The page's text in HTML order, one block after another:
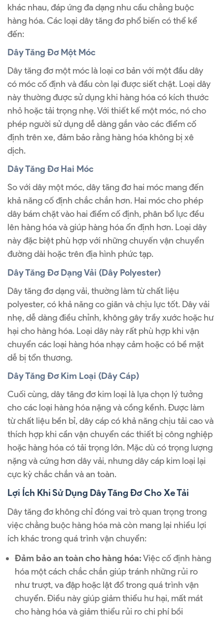
khác nhau, đáp ứng đa dạng nhu cầu chằng buộc
hàng hóa. Các loại dây tăng đơ phổ biến có thể kể
đến:
Dây Tăng Đơ Một Móc
Dây tăng đơ một móc là loại cơ bản với một đầu dây
có móc cố định và đầu còn lại được siết chặt. Loại dây
này thường được sử dụng khi hàng hóa có kích thước
nhỏ hoặc tải trọng nhẹ. Với thiết kế một móc, nó cho
phép người sử dụng dễ dàng gắn vào các điểm cố
định trên xe, đảm bảo rằng hàng hóa không bị xê
dịch.
Dây Tăng Đơ Hai Móc
So với dây một móc, dây tăng đơ hai móc mang đến
khả năng cố định chắc chắn hơn. Hai móc cho phép
dây bám chặt vào hai điểm cố định, phân bổ lực đều
lên hàng hóa và giúp hàng hóa ổn định hơn. Loại dây
này đặc biệt phù hợp với những chuyến vận chuyển
đường dài hoặc trên địa hình phức tạp.
Dây Tăng Đơ Dạng Vải (Dây Polyester)
Dây tăng đơ dạng vải, thường làm từ chất liệu
polyester, có khả năng co giãn và chịu lực tốt. Dây vải
nhẹ, dễ dàng điều chỉnh, không gây trầy xước hoặc hư
hại cho hàng hóa. Loại dây này rất phù hợp khi vận
chuyển các loại hàng hóa nhạy cảm hoặc có bề mặt
dễ bị tổn thương.
Dây Tăng Đơ Kim Loại (Dây Cáp)
Cuối cùng, dây tăng đơ kim loại là lựa chọn lý tưởng
cho các loại hàng hóa nặng và cồng kềnh. Được làm
từ chất liệu bền bỉ, dây cáp có khả năng chịu tải cao và
thích hợp khi cần vận chuyển các thiết bị công nghiệp
hoặc hàng hóa có tải trọng lớn. Mặc dù có trọng lượng
nặng và cứng hơn dây vải, nhưng dây cáp kim loại lại
cực kỳ chắc chắn và an toàn.
Lợi Ích Khi Sử Dụng Dây Tăng Đơ Cho Xe Tải
Dây tăng đơ không chỉ đóng vai trò quan trọng trong
việc chằng buộc hàng hóa mà còn mang lại nhiều lợi
ích khác trong quá trình vận chuyển:
Đảm bảo an toàn cho hàng hóa:Việc cố định hàng
hóa một cách chắc chắn giúp tránh những rủi ro
như trượt, va đập hoặc lật đổ trong quá trình vận
chuyển. Điều này giúp giảm thiểu hư hại, mất mát
cho hàng hóa và giảm thiểu rủi ro chi phí bồi